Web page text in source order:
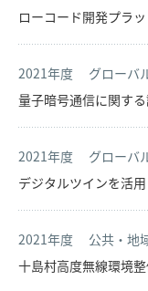
ローコード開発プラ
2021年度
グローバ
量子暗号通信に関す
2021年度
グローバ
デジタルツインを活
2021年度
公共・地
十島村高度無線環境